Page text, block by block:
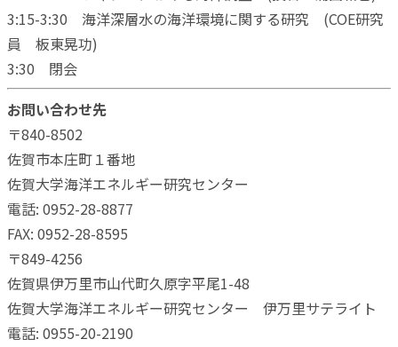
3:15-3:30 海洋深層水の海洋環境に関する研究 (COE研究
員 板東晃功)
3:30 閉会
お問い合わせ先
〒840-8502
佐賀市本庄町１番地
佐賀大学海洋エネルギー研究センター
電話: 0952-28-8877
FAX: 0952-28-8595
〒849-4256
佐賀県伊万里市山代町久原字平尾1-48
佐賀大学海洋エネルギー研究センター 伊万里サテライト
電話: 0955-20-2190